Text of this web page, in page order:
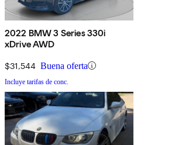
2022 BMW 3 Series 330i
xDrive AWD
$31,544 Buena oferta
Incluye tarifas de conc.